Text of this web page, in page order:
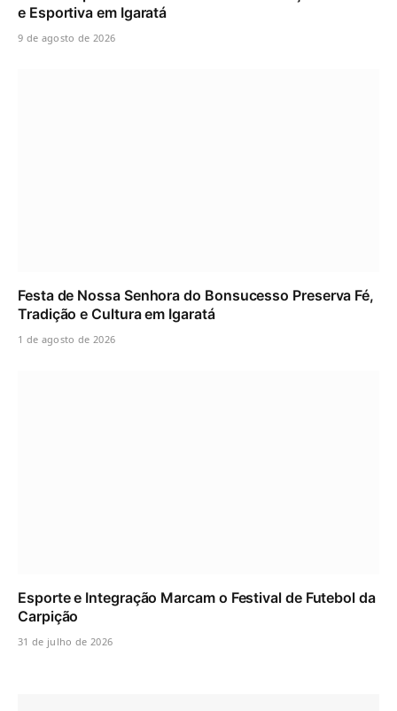
e Esportiva em Igaratá
9 de agosto de 2026
Festa de Nossa Senhora do Bonsucesso Preserva Fé,
Tradição e Cultura em Igaratá
1 de agosto de 2026
Esporte e Integração Marcam o Festival de Futebol da
Carpição
31 de julho de 2026